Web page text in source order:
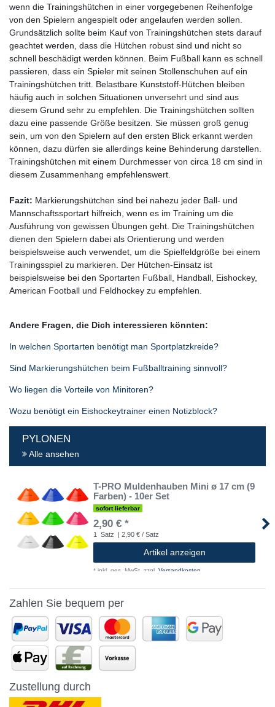
wenn die Trainingshütchen in einer vorgegebenen Reihenfolge
von den Spielern angespielt oder angelaufen werden sollen.
Grundsätzlich sollte beim Kauf von Trainingshütchen stets darauf
geachtet werden, dass die Hütchen robust sind und nicht so
schnell beschädigt werden können. Beim Fußball kann es schnell
passieren, dass ein Spieler mit seinen Stollenschuhen auf ein
Trainingshütchen tritt. Belastbare Kunststoff-Hütchen bleiben
häufig auch in solchen Situationen unversehrt und sind aus
diesem Grund sehr zu empfehlen. Die Trainingshütchen sollten
dazu eine passende Größe besitzen. Sie müssen groß genug
sein, um von den Spielern auf den ersten Blick erkannt werden
können, dazu dürfen sie allerdings keine Behinderung darstellen.
Trainingshütchen mit einem Durchmesser von circa 18 cm sind in
diesem Zusammenhang empfehlenswert.
Fazit: Markierungshütchen sind bei nahezu jeder Ball- und
Mannschaftssportart hilfreich, wenn es im Training um die
Ausführung von gewissen Übungen geht. Die Trainingshütchen
dienen den Spielern dabei als Orientierung und werden
beispielsweise auch verwendet, um die Spielfeldgröße bei einem
Trainingsspiel zu markieren. Der Hütchen-Einsatz ist
beispielsweise bei den Sportarten Fußball, Handball, Eishockey,
American Football und Feldhockey zu empfehlen.
Andere Fragen, die Dich interessieren könnten:
In welchen Sportarten benötigt man Sportplatzkreide?
Sind Markierungshütchen beim Fußballtraining sinnvoll?
Wo liegen die Vorteile von Minitoren?
Wozu benötigt ein Eishockeytrainer einen Notizblock?
PYLONEN
Alle ansehen
T-PRO Muldenhauben Mini ø 17 cm (9
Farben) - 10er Set
sofort lieferbar
2,90 € *
1 Satz | 2,90 € / Satz
Artikel anzeigen
* inkl. ges. MwSt. zzgl. Versandkosten
Zahlen Sie bequem per
Zustellung durch